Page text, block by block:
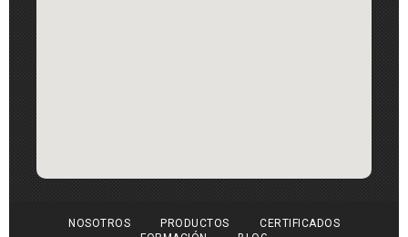
NOSOTROS PRODUCTOS
CERTIFICADOS